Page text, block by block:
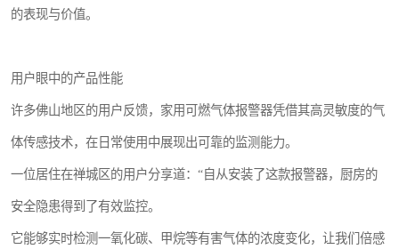
的表现与价值。
用户眼中的产品性能
许多佛山地区的用户反馈，家用可燃气体报警器凭借其高灵敏度的气
体传感技术，在日常使用中展现出可靠的监测能力。
一位居住在禅城区的用户分享道：“自从安装了这款报警器，厨房的
安全隐患得到了有效监控。
它能够实时检测一氧化碳、甲烷等有害气体的浓度变化，让我们倍感